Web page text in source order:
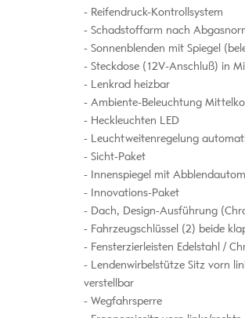
Reifendruck-Kontrollsystem
Schadstoffarm nach
Sonnenblenden mit Spiegel
Steckdose (12V-Anschluß) in
Lenkrad heizbar
Ambiente-Beleuchtung
Heckleuchten LED
Leuchtweitenregelung
Sicht-Paket
Innenspiegel mit
Innovations-Paket
Dach, Design-Ausführung
Fahrzeugschlüssel (2) beide
Fensterzierleisten Edelstahl /
Lendenwirbelstütze Sitz vorn
verstellbar
Wegfahrsperre